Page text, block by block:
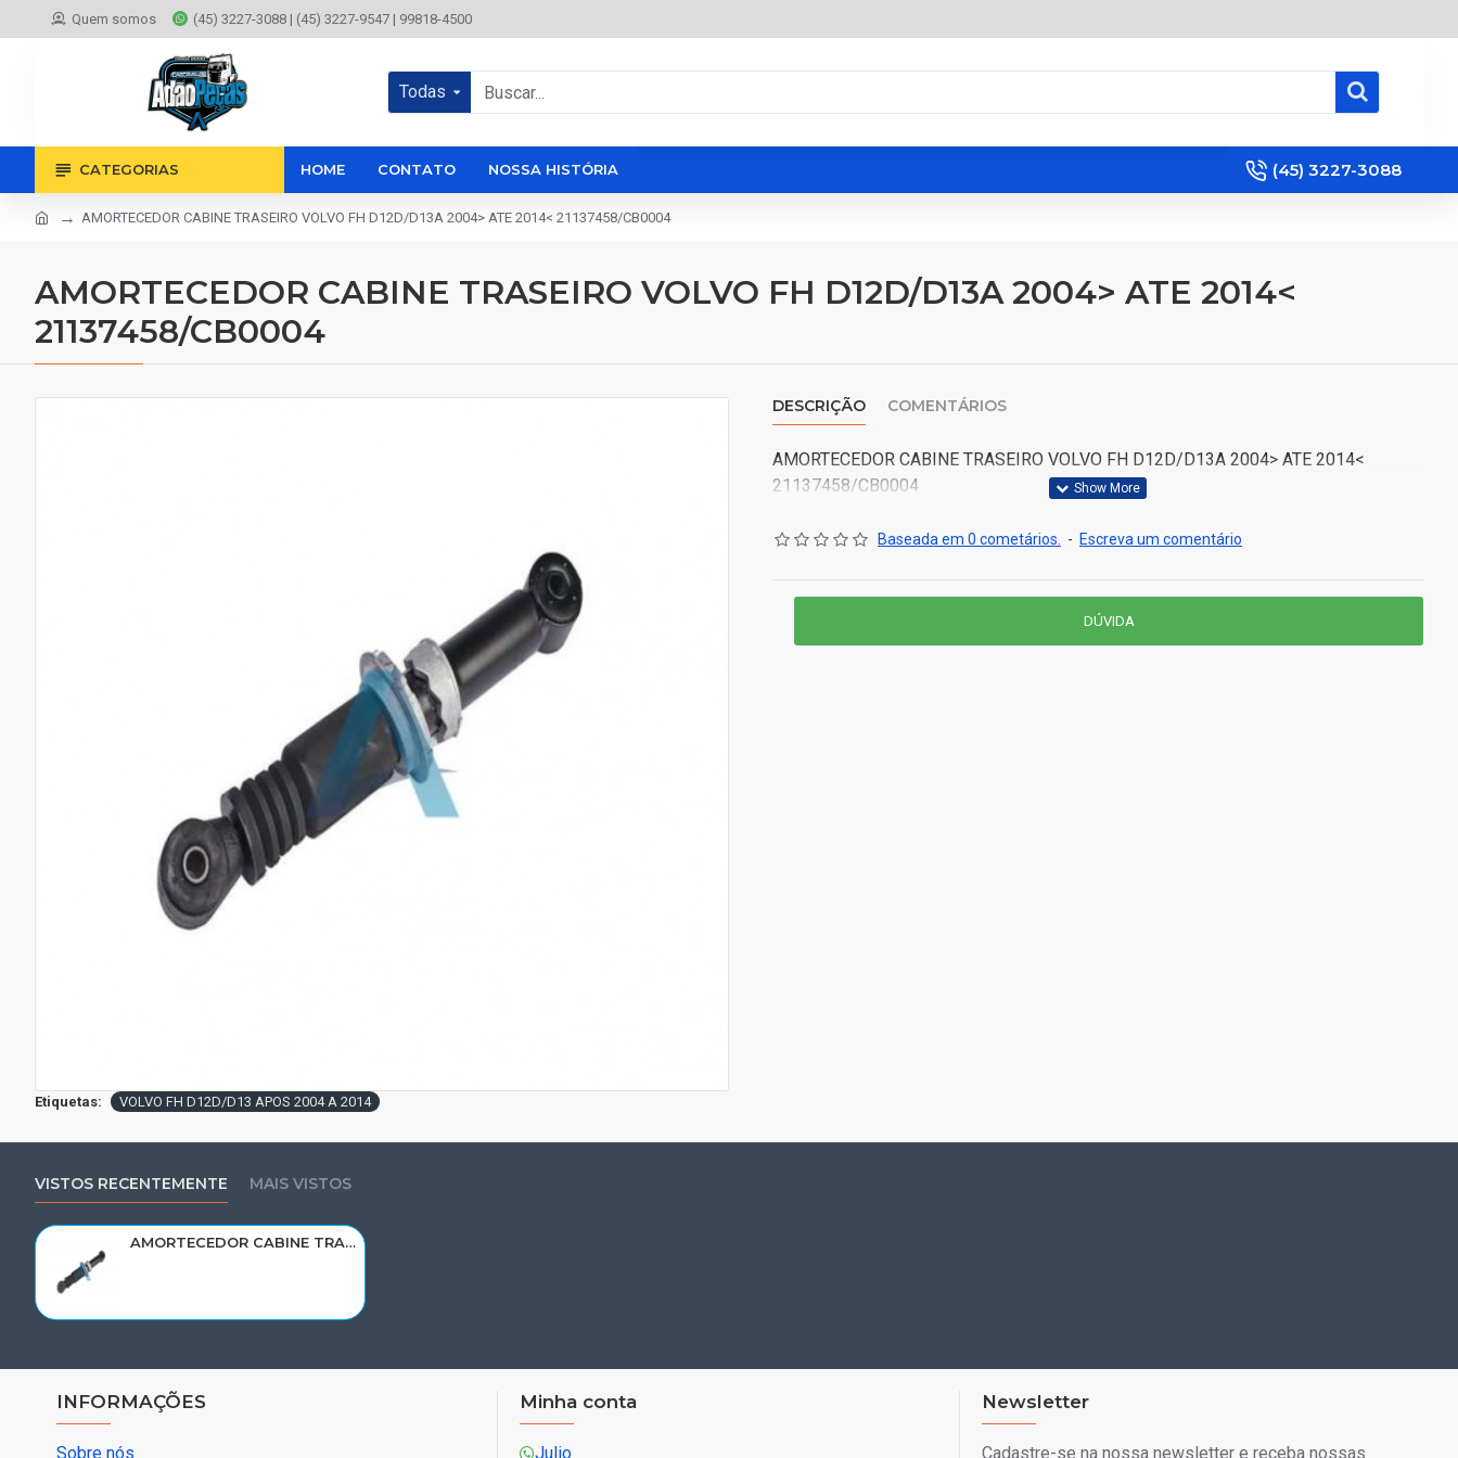
Quem somos (45) 3227-3088 | (45) 3227-9547 | 99818-4500
Todas
CATEGORIAS HOME CONTATO NOSSA HISTÓRIA (45) 3227-3088
AMORTECEDOR CABINE TRASEIRO VOLVO FH D12D/D13A 2004> ATE 2014< 21137458/CB0004
AMORTECEDOR CABINE TRASEIRO VOLVO FH D12D/D13A 2004> ATE 2014<
21137458/CB0004
DESCRIÇÃO COMENTÁRIOS
AMORTECEDOR CABINE TRASEIRO VOLVO FH D12D/D13A 2004> ATE 2014<
21137458/CB0004
Baseada em 0 cometários. - Escreva um comentário
DÚVIDA
Etiquetas: VOLVO FH D12D/D13 APOS 2004 A 2014
VISTOS RECENTEMENTE MAIS VISTOS
AMORTECEDOR CABINE TRASEIRO VOLVO FH D12D/D13A 2004> ATE 2014< 21137458/CB0004
INFORMAÇÕES
Sobre nós
Minha conta
Julio
Newsletter
Cadastre-se na nossa newsletter e receba nossas